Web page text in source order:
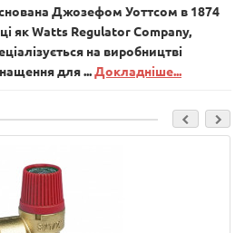
Джозефом Уоттсом в 1874
як Watts Regulator Company,
на виробництві
для ...Докладніше...